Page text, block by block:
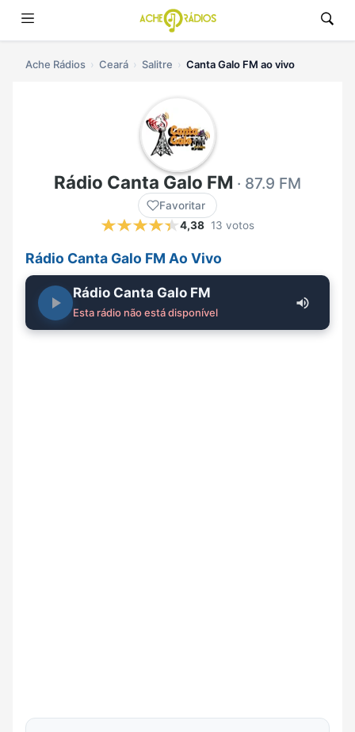
Ache Rádios Ceará Salitre Canta Galo FM ao vivo
Rádio Canta Galo FM · 87.9 FM
Favoritar
4,38 13 votos
Rádio Canta Galo FM Ao Vivo
Rádio Canta Galo FM
Esta rádio não está disponível